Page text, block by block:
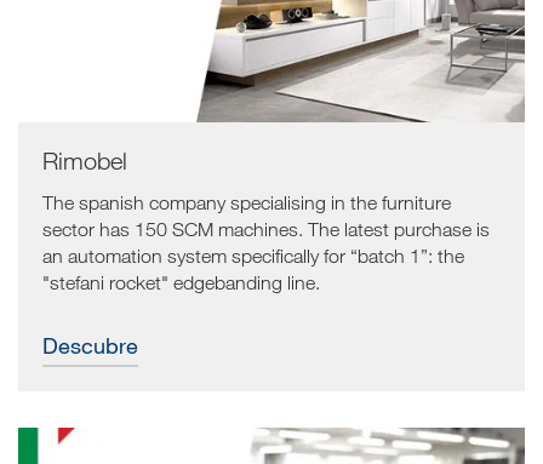
Rimobel
The spanish company specialising in the furniture
sector has 150 SCM machines. The latest purchase is
an automation system specifically for “batch 1”: the
"stefani rocket" edgebanding line.
Descubre